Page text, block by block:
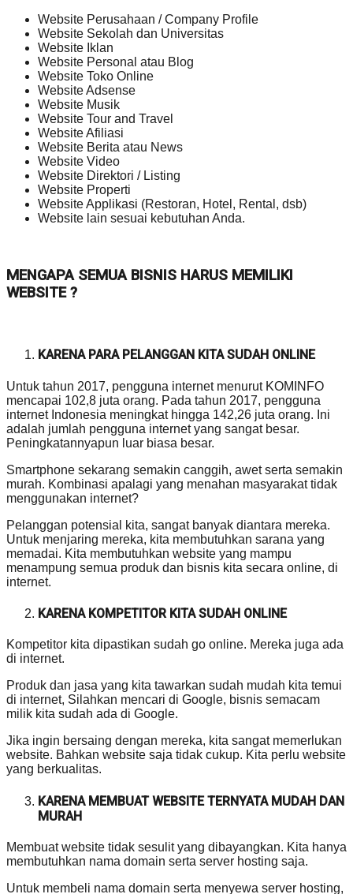
Website Perusahaan / Company Profile
Website Sekolah dan Universitas
Website Iklan
Website Personal atau Blog
Website Toko Online
Website Adsense
Website Musik
Website Tour and Travel
Website Afiliasi
Website Berita atau News
Website Video
Website Direktori / Listing
Website Properti
Website Applikasi (Restoran, Hotel, Rental, dsb)
Website lain sesuai kebutuhan Anda.
MENGAPA SEMUA BISNIS HARUS MEMILIKI
WEBSITE ?
KARENA PARA PELANGGAN KITA SUDAH ONLINE
Untuk tahun 2017, pengguna internet menurut KOMINFO
mencapai 102,8 juta orang. Pada tahun 2017, pengguna
internet Indonesia meningkat hingga 142,26 juta orang. Ini
adalah jumlah pengguna internet yang sangat besar.
Peningkatannyapun luar biasa besar.
Smartphone sekarang semakin canggih, awet serta semakin
murah. Kombinasi apalagi yang menahan masyarakat tidak
menggunakan internet?
Pelanggan potensial kita, sangat banyak diantara mereka.
Untuk menjaring mereka, kita membutuhkan sarana yang
memadai. Kita membutuhkan website yang mampu
menampung semua produk dan bisnis kita secara online, di
internet.
KARENA KOMPETITOR KITA SUDAH ONLINE
Kompetitor kita dipastikan sudah go online. Mereka juga ada
di internet.
Produk dan jasa yang kita tawarkan sudah mudah kita temui
di internet, Silahkan mencari di Google, bisnis semacam
milik kita sudah ada di Google.
Jika ingin bersaing dengan mereka, kita sangat memerlukan
website. Bahkan website saja tidak cukup. Kita perlu website
yang berkualitas.
KARENA MEMBUAT WEBSITE TERNYATA MUDAH DAN
MURAH
Membuat website tidak sesulit yang dibayangkan. Kita hanya
membutuhkan nama domain serta server hosting saja.
Untuk membeli nama domain serta menyewa server hosting,